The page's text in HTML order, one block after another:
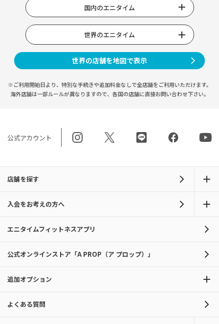
国内のエニタイム
世界のエニタイム
世界の店舗を地図で表示
※ご利用開始日より、特別な手続きや追加料金なしで全店舗をご利用いただけます。
海外店舗は一部ルールが異なりますので、 各国の店舗に直接お問い合わせ下さい。
公式アカウント
店舗を探す
入会をお考えの方へ
エニタイムフィットネスアプリ
公式オンラインストア「A PROP（ア プロップ）」
追加オプション
よくある質問